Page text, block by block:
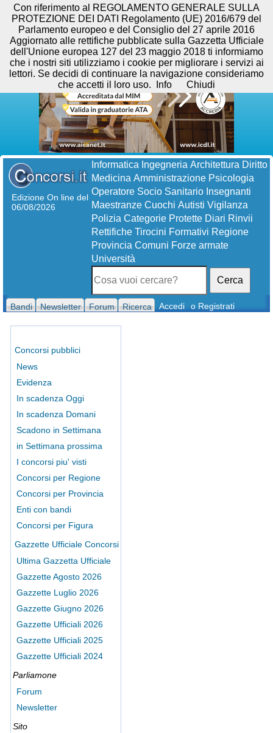
Edizione On line del
06/08/2026
Informatica Ingegneria Architettura Diritto
Medicina Amministrazione Psicologia
Operatore Socio Sanitario Insegnanti
Maestranze Cuochi Autisti Vigilanza
Polizia Categorie Protette Diari Rinvii
Rettifiche Tirocini Formativi Regione
Provincia Comuni Forze armate
Università
Cerca
Bandi Newsletter Forum Ricerca Accedi o Registrati
Concorsi pubblici
News
Evidenza
In scadenza Oggi
In scadenza Domani
Scadono in Settimana
in Settimana prossima
I concorsi piu' visti
Concorsi per Regione
Concorsi per Provincia
Enti con bandi
Concorsi per Figura
Gazzette Ufficiale Concorsi
Ultima Gazzetta Ufficiale
Gazzette Agosto 2026
Gazzette Luglio 2026
Gazzette Giugno 2026
Gazzette Ufficiali 2026
Gazzette Ufficiali 2025
Gazzette Ufficiali 2024
Parliamone
Forum
Newsletter
Sito
Con riferimento al REGOLAMENTO GENERALE SULLA
PROTEZIONE DEI DATI Regolamento (UE) 2016/679 del
Parlamento europeo e del Consiglio del 27 aprile 2016
Aggiornato alle rettifiche pubblicate sulla Gazzetta Ufficiale
dell'Unione europea 127 del 23 maggio 2018 ti informiamo
che i nostri siti utilizziamo i cookie per migliorare i servizi ai
lettori. Se decidi di continuare la navigazione consideriamo
che accetti il loro uso.
Info Chiudi